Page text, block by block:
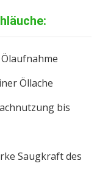
Öllache
bis
Saugkraft des